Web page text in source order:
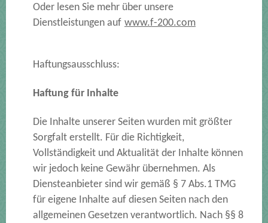
Oder lesen Sie mehr über unsere
Dienstleistungen auf www.f-200.com
Haftungsausschluss:
Haftung für Inhalte
Die Inhalte unserer Seiten wurden mit größter
Sorgfalt erstellt. Für die Richtigkeit,
Vollständigkeit und Aktualität der Inhalte können
wir jedoch keine Gewähr übernehmen. Als
Diensteanbieter sind wir gemäß § 7 Abs.1 TMG
für eigene Inhalte auf diesen Seiten nach den
allgemeinen Gesetzen verantwortlich. Nach §§ 8